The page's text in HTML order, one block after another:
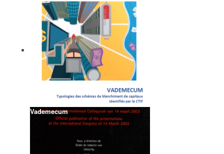
prévention du blanchiment de
capitaux en Belgique
Vademecum